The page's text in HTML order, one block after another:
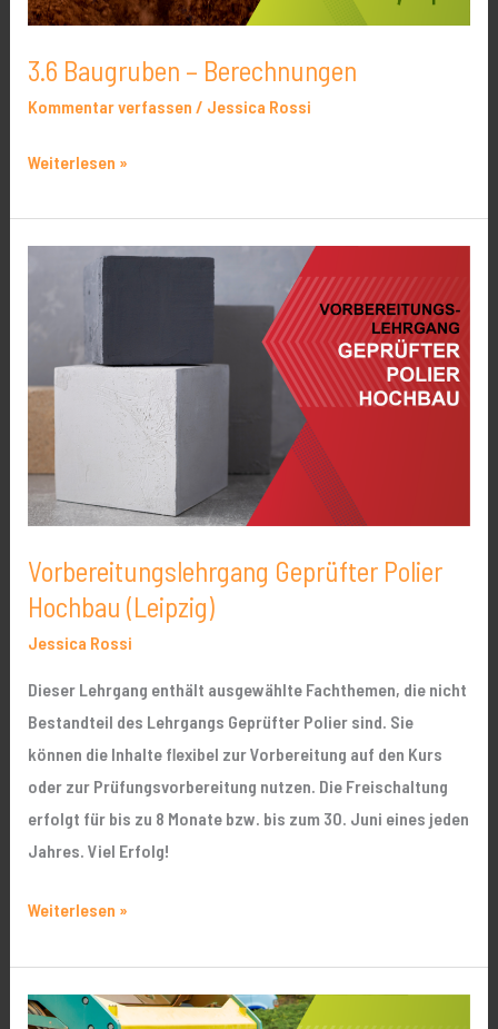
3.6 Baugruben – Berechnungen
Kommentar verfassen / Jessica Rossi
Weiterlesen »
Vorbereitungslehrgang Geprüfter Polier
Hochbau (Leipzig)
Jessica Rossi
Dieser Lehrgang enthält ausgewählte Fachthemen, die nicht
Bestandteil des Lehrgangs Geprüfter Polier sind. Sie
können die Inhalte flexibel zur Vorbereitung auf den Kurs
oder zur Prüfungsvorbereitung nutzen. Die Freischaltung
erfolgt für bis zu 8 Monate bzw. bis zum 30. Juni eines jeden
Jahres. Viel Erfolg!
Vorbereitungslehrgang
Geprüfter
Hochbau
(Leipzig)
Weiterlesen »
Vorbereitungslehrgang